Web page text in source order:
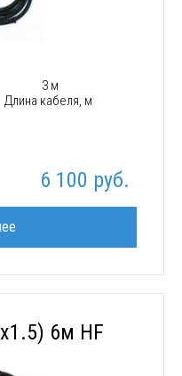
3 м
Длина кабеля, м
6 100 руб.
6м HF